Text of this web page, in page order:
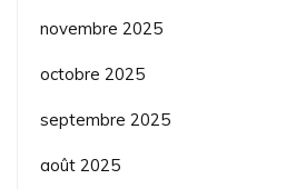
novembre 2025
octobre 2025
septembre 2025
août 2025